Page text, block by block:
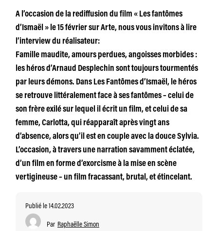
A l’occasion de la rediffusion du film « Les fantômes
d’Ismaël » le 15 février sur Arte, nous vous invitons à lire
l’interview du réalisateur:
Famille maudite, amours perdues, angoisses morbides :
les héros d’Arnaud Desplechin sont toujours tourmentés
par leurs démons. Dans Les Fantômes d’Ismaël, le héros
se retrouve littéralement face à ses fantômes – celui de
son frère exilé sur lequel il écrit un film, et celui de sa
femme, Carlotta, qui réapparaît après vingt ans
d’absence, alors qu’il est en couple avec la douce Sylvia.
L’occasion, à travers une narration savamment éclatée,
d’un film en forme d’exorcisme à la mise en scène
vertigineuse – un film fracassant, brutal, et étincelant.
Publié le 14.02.2023
Par Raphaëlle Simon